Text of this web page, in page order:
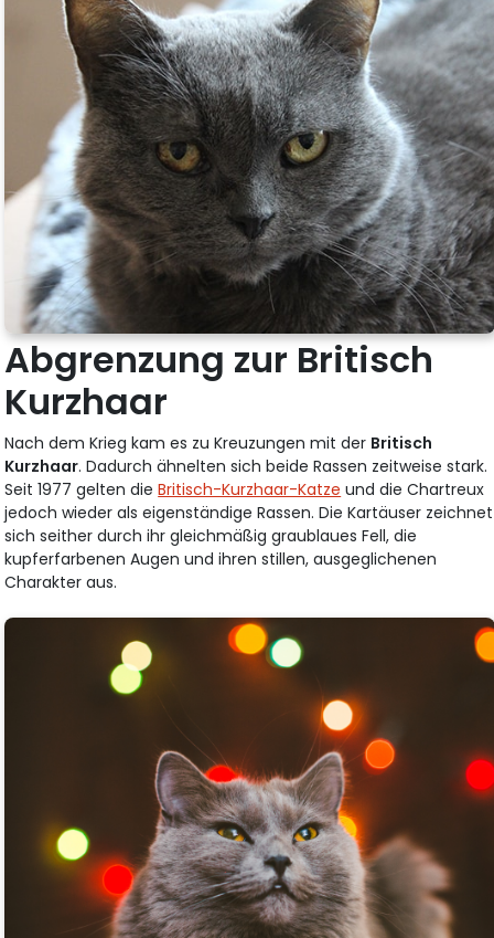
Abgrenzung zur Britisch
Kurzhaar
Nach dem Krieg kam es zu Kreuzungen mit der Britisch
Kurzhaar. Dadurch ähnelten sich beide Rassen zeitweise stark.
Seit 1977 gelten dieBritisch-Kurzhaar-Katze und die Chartreux
jedoch wieder als eigenständige Rassen. Die Kartäuser zeichnet
sich seither durch ihr gleichmäßig graublaues Fell, die
kupferfarbenen Augen und ihren stillen, ausgeglichenen
Charakter aus.